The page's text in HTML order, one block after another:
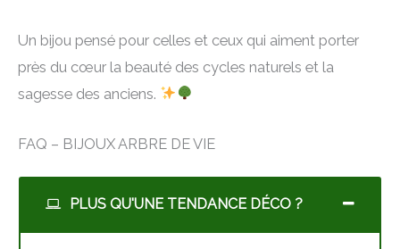
Un bijou pensé pour celles et ceux qui aiment porter
près du cœur la beauté des cycles naturels et la
sagesse des anciens.
FAQ – BIJOUX ARBRE DE VIE
PLUS QU'UNE TENDANCE DÉCO ?